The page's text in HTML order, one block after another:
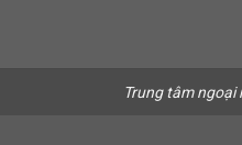
Trung tâm ngoại